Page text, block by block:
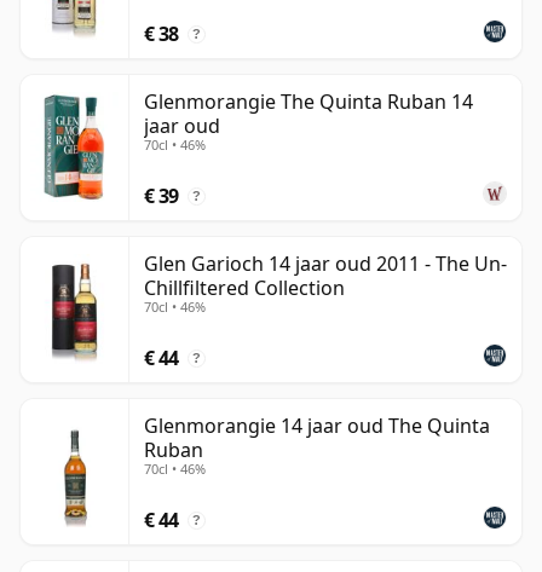
€ 38 ?
Glenmorangie The Quinta Ruban 14
jaar oud
70cl • 46%
€ 39 ?
Glen Garioch 14 jaar oud 2011 - The Un-
Chillfiltered Collection
70cl • 46%
€ 44 ?
Glenmorangie 14 jaar oud The Quinta
Ruban
70cl • 46%
€ 44 ?